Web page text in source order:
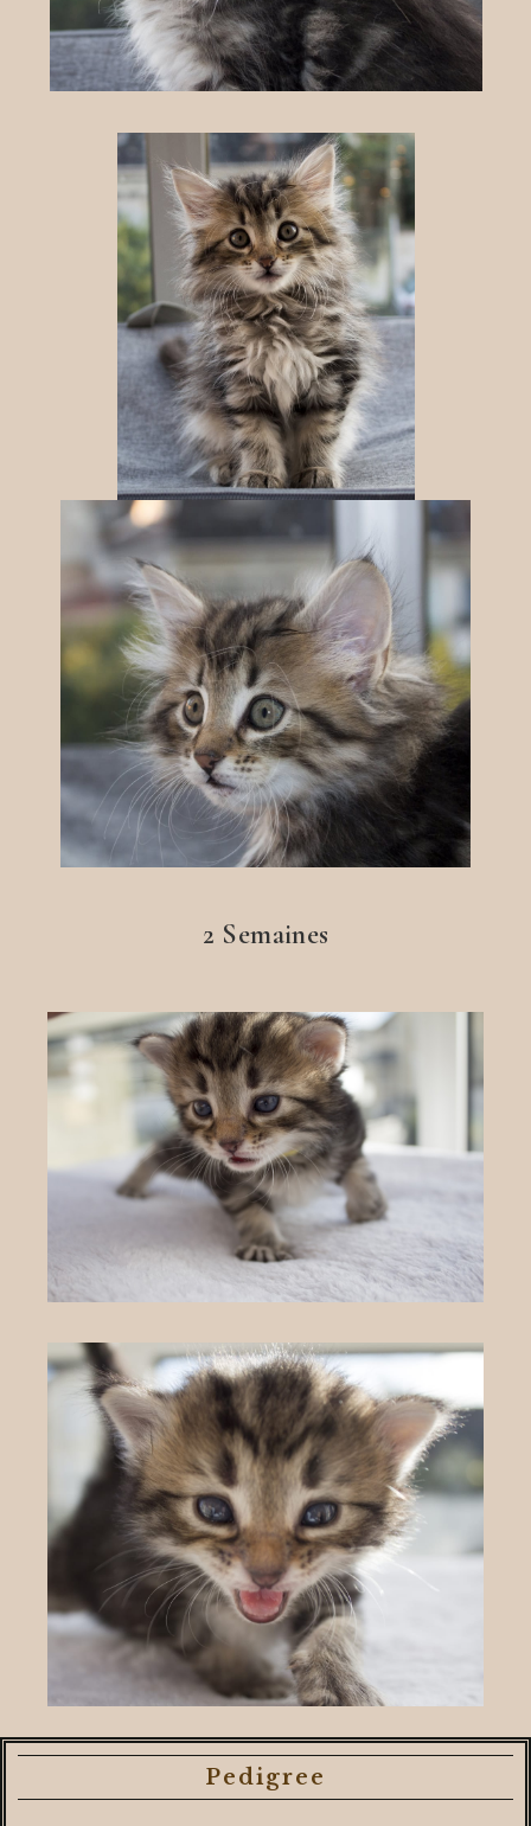
2 Semaines
Pedigree